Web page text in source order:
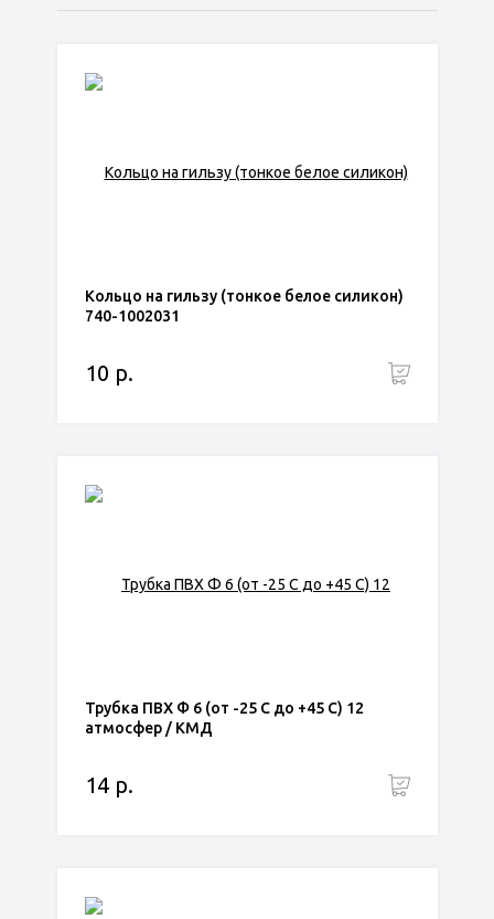
сначала дорогие
Кольцо на гильзу (тонкое белое силикон)
740-1002031
10 р.
Трубка ПВХ Ф 6 (от -25 С до +45 С) 12
атмосфер / КМД
14 р.